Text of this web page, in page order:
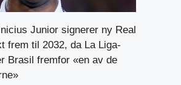
Junior signerer ny Real
frem til 2032, da La Liga-
Brasil fremfor «en av de